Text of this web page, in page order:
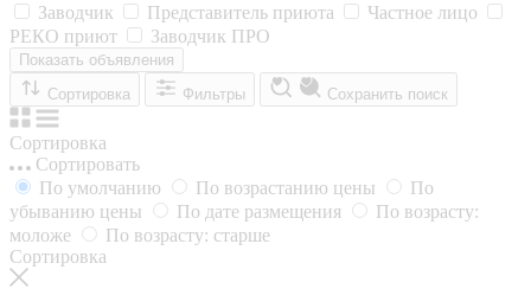
Заводчик
Представитель приюта
Частное лицо
РЕКО приют
Заводчик ПРО
Показать объявления
Сортировка
Фильтры Сохранить поиск
Сортировка
Сортировать
По умолчанию
По возрастанию цены
По
убыванию цены
По дате размещения
По возрасту:
моложе
По возрасту: старше
Сортировка